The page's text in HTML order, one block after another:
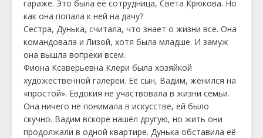
гараже. Это была её сотрудница, Света Крюкова. Но
как она попала к ней на дачу?
Сестра, Дунька, считала, что знает о жизни все. Она
командовала и Лизой, хотя была младше. И замуж
она вышла вопреки всем.
Фиона Ксаверьевна Клери была хозяйкой
художественной галереи. Её сын, Вадим, женился на
«простой». Евдокия не участвовала в жизни семьи.
Она ничего не понимала в искусстве, ей было
скучно. Вадим вскоре нашёл другую, но жить они
продолжали в одной квартире. Дунька обставила её